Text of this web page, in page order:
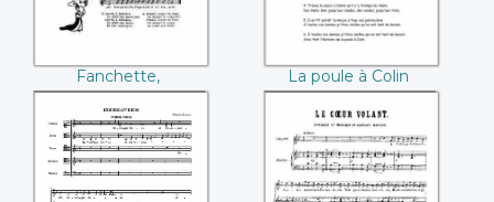
Fanchette,
Panquette
La poule à Colin
Exsurgat Deus
Le coeur volant